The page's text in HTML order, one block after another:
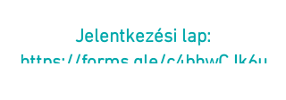
Jelentkezési lap:
https://forms.gle/c4bhwCJk6u